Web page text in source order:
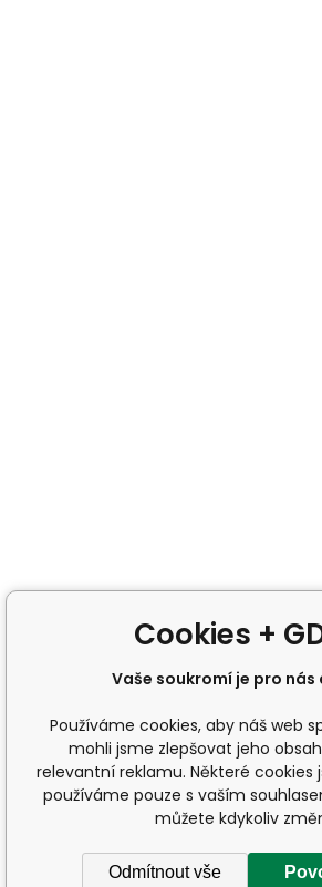
Cookies +
Vaše soukromí je pro nás
Používáme cookies, aby náš web
mohli jsme zlepšovat jeho
relevantní reklamu. Některé cookies
používáme pouze s vaším
můžete kdykoliv
Odmítnout vše